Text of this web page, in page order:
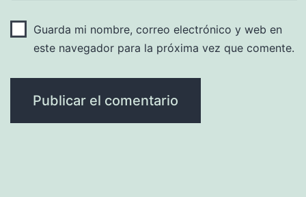
Guarda mi nombre, correo electrónico y web en
este navegador para la próxima vez que comente.